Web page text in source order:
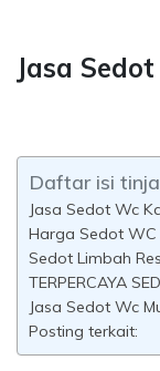
Jasa
Daftar isi
Jasa Sedot Wc
Harga Sedot WC
Sedot Limbah
TERPERCAYA
Jasa Sedot Wc
Posting terkait: